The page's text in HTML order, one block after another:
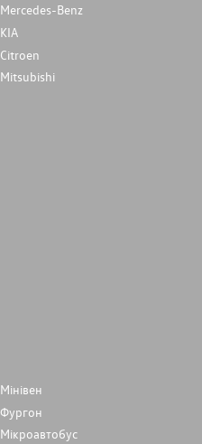
Mercedes-Benz
KIA
Citroen
Mitsubishi
Мінівен
Фургон
Мікроавтобус